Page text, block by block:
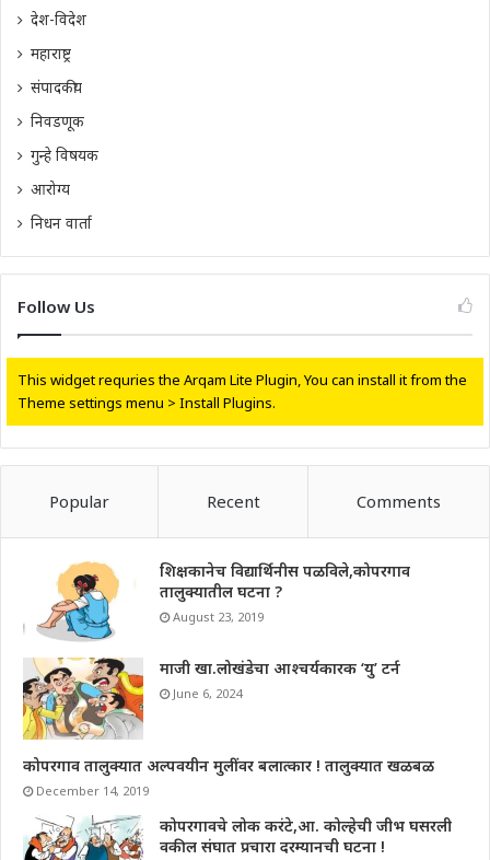
देश-विदेश
महाराष्ट्र
संपादकीय
निवडणूक
गुन्हे विषयक
आरोग्य
निधन वार्ता
Follow Us
This widget requries the Arqam Lite Plugin, You can install it from the
Theme settings menu > Install Plugins.
Popular Recent Comments
शिक्षकानेच विद्यार्थिनीस पळविले,कोपरगाव
तालुक्यातील घटना ?
August 23, 2019
माजी खा.लोखंडेचा आश्चर्यकारक ‘यु’ टर्न
June 6, 2024
कोपरगाव तालुक्यात अल्पवयीन मुलींवर बलात्कार ! तालुक्यात खळबळ
December 14, 2019
कोपरगावचे लोक करंटे,आ. कोल्हेची जीभ घसरली
वकील संघात प्रचारा दरम्यानची घटना !